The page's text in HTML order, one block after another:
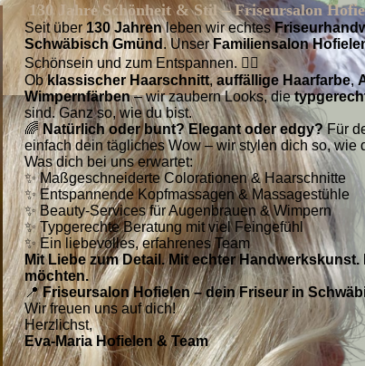
130 Jahre Schönheit & Stil – Friseursalon
Seit über130 Jahrenleben wir echtes
Schwäbisch Gmünd . UnserFamiliensalon
Schönsein und zum Entspannen. 💆‍♀️
Obklassischer Haarschnitt, auffällige Haarfarbe,
Wimpernfärben– wir zaubern Looks, die
sind. Ganz so, wie du bist.
🌈Natürlich oder bunt? Elegant oder edgy?Für
einfach dein tägliches Wow – wir stylen dich so, wie
Was dich bei uns erwartet:
✨ Maßgeschneiderte Colorationen & Haarschnitte
✨ Entspannende Kopfmassagen & Massagestühle
✨ Beauty-Services für Augenbrauen & Wimpern
✨ Typgerechte Beratung mit viel Feingefühl
✨ Ein liebevolles, erfahrenes Team
Mit Liebe zum Detail. Mit echter
möchten.
📍Friseursalon Hofielen – dein Friseur in
Wir freuen uns auf dich!
Herzlichst,
Eva-Maria Hofielen & Team